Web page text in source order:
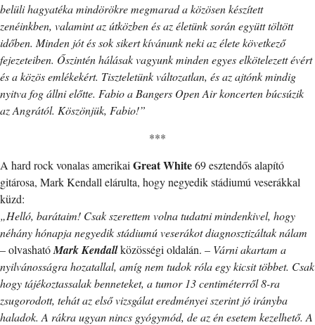
belüli hagyatéka mindörökre megmarad a közösen készített
zenéinkben, valamint az útközben és az életünk során együtt töltött
időben. Minden jót és sok sikert kívánunk neki az élete következő
fejezeteiben. Őszintén hálásak vagyunk minden egyes elkötelezett évért
és a közös emlékekért. Tiszteletünk változatlan, és az ajtónk mindig
nyitva fog állni előtte. Fabio a Bangers Open Air koncerten búcsúzik
az Angrától. Köszönjük, Fabio!”
***
A hard rock vonalas amerikai Great White69 esztendős alapító
gitárosa, Mark Kendall elárulta, hogy negyedik stádiumú veserákkal
küzd:
„Helló, barátaim! Csak szerettem volna tudatni mindenkivel, hogy
néhány hónapja negyedik stádiumú veserákot diagnosztizáltak nálam
– olvashatóMark Kendallközösségi oldalán. – Várni akartam a
nyilvánosságra hozatallal, amíg nem tudok róla egy kicsit többet. Csak
hogy tájékoztassalak benneteket, a tumor 13 centiméterről 8-ra
zsugorodott, tehát az első vizsgálat eredményei szerint jó irányba
haladok. A rákra ugyan nincs gyógymód, de az én esetem kezelhető. A